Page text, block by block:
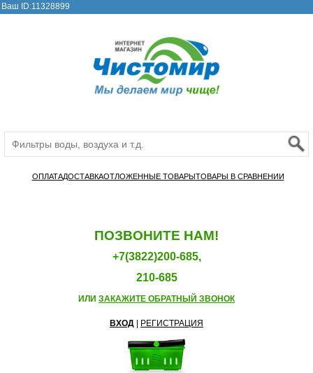
Ваш ID:11328899
ОПЛАТАДОСТАВКАОТЛОЖЕННЫЕ ТОВАРЫТОВАРЫ В СРАВНЕНИИ
ПОЗВОНИТЕ НАМ!
+7(3822)200-685,
210-685
ИЛИ ЗАКАЖИТЕ ОБРАТНЫЙ ЗВОНОК
ВХОД РЕГИСТРАЦИЯ